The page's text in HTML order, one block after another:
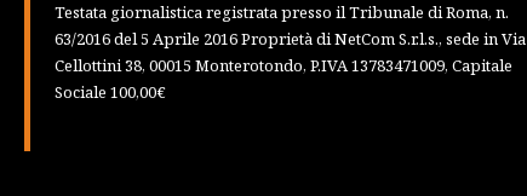
Testata giornalistica registrata presso il Tribunale di Roma, n.
63/2016 del 5 Aprile 2016 Proprietà di NetCom S.r.l.s., sede in Via
Cellottini 38, 00015 Monterotondo, P.IVA 13783471009, Capitale
Sociale 100,00€